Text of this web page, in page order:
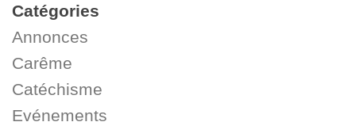
Catégories
Annonces
Carême
Catéchisme
Evénements